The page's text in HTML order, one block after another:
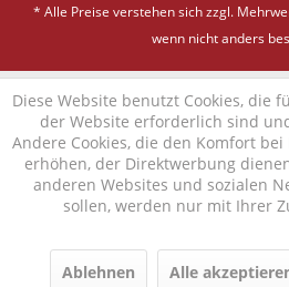
* Alle Preise verstehen sich zzgl.
wenn nicht anders
Diese Website benutzt Cookies, die
der Website erforderlich sind
Andere Cookies, die den Komfort
erhöhen, der Direktwerbung
anderen Websites und sozialen
sollen, werden nur mit Ihrer
Ablehnen Alle